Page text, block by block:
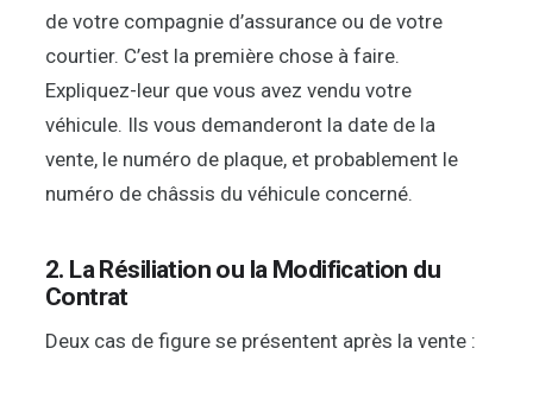
de votre compagnie d’assurance ou de votre
courtier. C’est la première chose à faire.
Expliquez-leur que vous avez vendu votre
véhicule. Ils vous demanderont la date de la
vente, le numéro de plaque, et probablement le
numéro de châssis du véhicule concerné.
2. La Résiliation ou la Modification du
Contrat
Deux cas de figure se présentent après la vente :